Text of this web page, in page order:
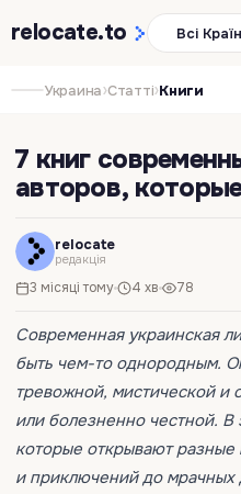
relocate.to Всі
Украина›Статті›Книги
7 книг
авторов,
relocate
редакція
3 місяці тому 4 хв 78
Современная украинская
быть чем-то однородным.
тревожной, мистической и
или болезненно честной.
которые открывают
и приключений до мрачных